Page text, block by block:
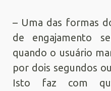
– Uma das formas
de engajamento
quando o usuário
por dois segundos
Isto faz com